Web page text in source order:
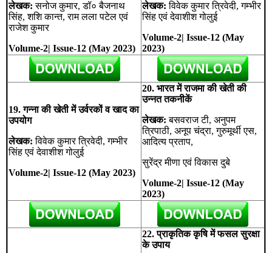
लेखक:सनोज कुमार, डॉ० बैजनाथ
सिंह, शशि कान्त, राम लला पटेल एवं
राजेश कुमार
Volume-2| Issue-12 (May 2023)
लेखक:विवेक कुमार त्रिवेदी, गम्भीर
सिंह एवं देवाशीश गोलुई
Volume-2| Issue-12 (May
2023)
19. गन्ना की खेती में उर्वरकों व खाद का
उपयोग
लेखक:विवेक कुमार त्रिवेदी, गम्भीर
सिंह एवं देवाशीश गोलुई
Volume-2| Issue-12 (May 2023)
20. भारत में राजमा की खेती की
उन्नत तकनीकें
लेखक:बसवराज टी, अनुपम
त्रिपाठी, अनूप चंद्रा, गुरुमूर्थी एस,
आदित्य प्रताप,
सुरेंद्र मीणा एवं विकास दुबे
Volume-2| Issue-12 (May
2023)
22. प्राकृतिक कृषि में फसल सुरक्षा
के उपाय